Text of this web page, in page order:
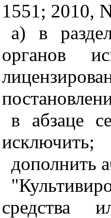
1551; 2010,
а) в
органов
в абзаце
исключить;
дополнить
средства